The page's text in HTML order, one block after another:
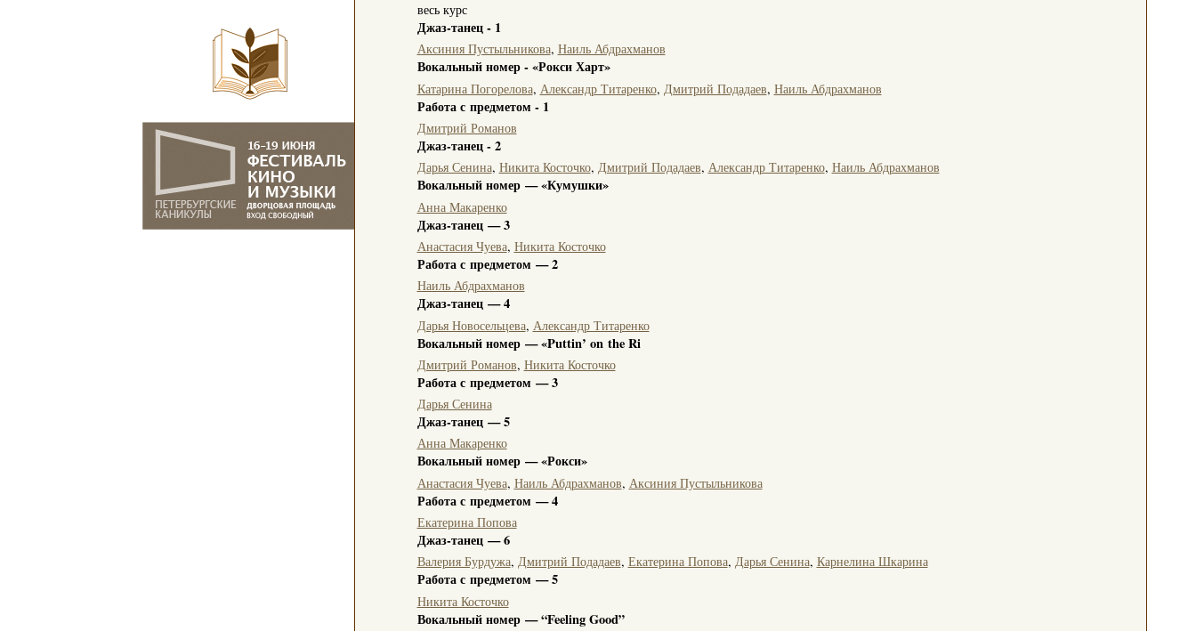
весь курс
Джаз-танец - 1
Аксиния Пустыльникова, Наиль Абдрахманов
Вокальный номер - «Рокси Харт»
Катарина Погорелова, Александр Титаренко, Дмитрий Подадаев, Наиль Абдрахманов
Работа с предметом - 1
Дмитрий Романов
Джаз-танец - 2
Дарья Сенина, Никита Косточко, Дмитрий Подадаев, Александр Титаренко, Наиль Абдрахманов
Вокальный номер — «Кумушки»
Анна Макаренко
Джаз-танец — 3
Анастасия Чуева, Никита Косточко
Работа с предметом — 2
Наиль Абдрахманов
Джаз-танец — 4
Дарья Новосельцева, Александр Титаренко
Вокальный номер — «Puttin’ on the Ri
Дмитрий Романов, Никита Косточко
Работа с предметом — 3
Дарья Сенина
Джаз-танец — 5
Анна Макаренко
Вокальный номер — «Рокси»
Анастасия Чуева, Наиль Абдрахманов, Аксиния Пустыльникова
Работа с предметом — 4
Екатерина Попова
Джаз-танец — 6
Валерия Бурдужа, Дмитрий Подадаев, Екатерина Попова, Дарья Сенина, Карнелина Шкарина
Работа с предметом — 5
Никита Косточко
Вокальный номер — “Feeling Good”